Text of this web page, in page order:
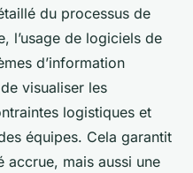
du processus de
l’usage de logiciels de
d’information
visualiser les
logistiques et
équipes. Cela garantit
accrue, mais aussi une